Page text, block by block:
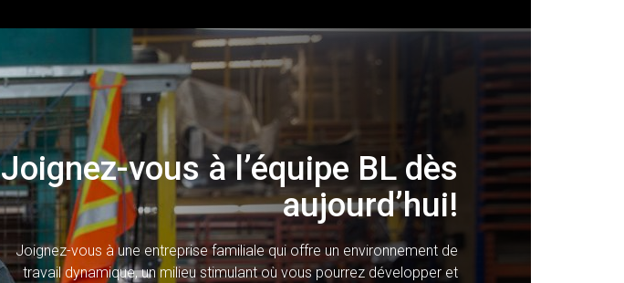
Joignez-vous à l’équipe BL dès
aujourd’hui!
Joignez-vous à une entreprise familiale qui offre un environnement de
travail dynamique, un milieu stimulant où vous pourrez développer et